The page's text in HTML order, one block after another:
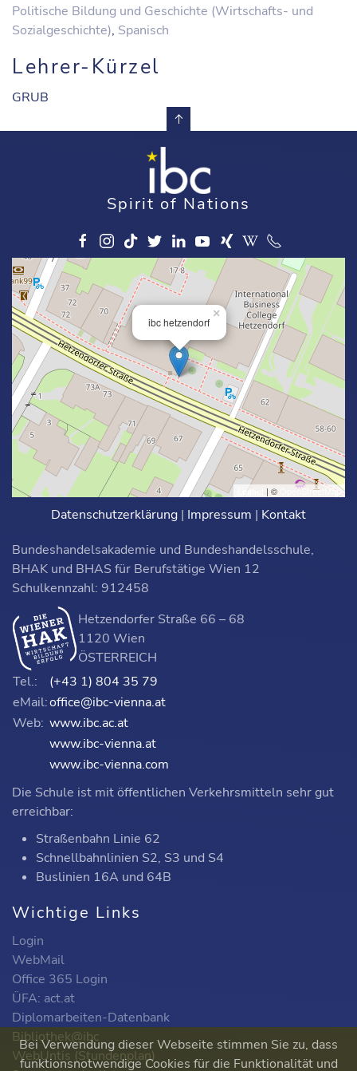
Politische Bildung und Geschichte (Wirtschafts- und
Sozialgeschichte), Spanisch
Lehrer-Kürzel
GRUB
Spirit of Nations
ibc hetzendorf
×
Leaflet | © OpenStreetMap
Datenschutzerklärung | Impressum | Kontakt
Bundeshandelsakademie und Bundeshandelsschule,
BHAK und BHAS für Berufstätige Wien 12
Schulkennzahl: 912458
Hetzendorfer Straße 66 – 68
1120 Wien
ÖSTERREICH
Tel.:
(+43 1) 804 35 79
eMail:office@ibc-vienna.at
Web: www.ibc.ac.at
www.ibc-vienna.at
www.ibc-vienna.com
Die Schule ist mit öffentlichen Verkehrsmitteln sehr gut
erreichbar:
Straßenbahn Linie 62
Schnellbahnlinien S2, S3 und S4
Buslinien 16A und 64B
Wichtige Links
Login
WebMail
Office 365 Login
ÜFA: act.at
Diplomarbeiten-Datenbank
Bibliothek@ibc
WebUntis (Stundenplan)
Bei Verwendung dieser Webseite stimmen Sie zu, dass
funktionsnotwendige Cookies für die Funktionalität und